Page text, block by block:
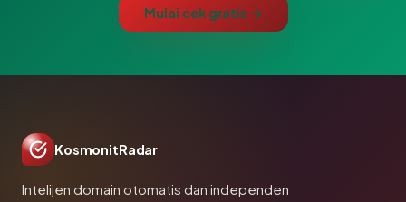
Mulai cek gratis →
KosmonitRadar
Intelijen domain otomatis dan independen